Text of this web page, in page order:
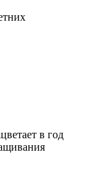
в год